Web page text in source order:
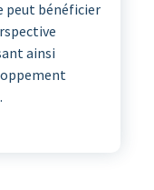
peut bénéficier
ainsi